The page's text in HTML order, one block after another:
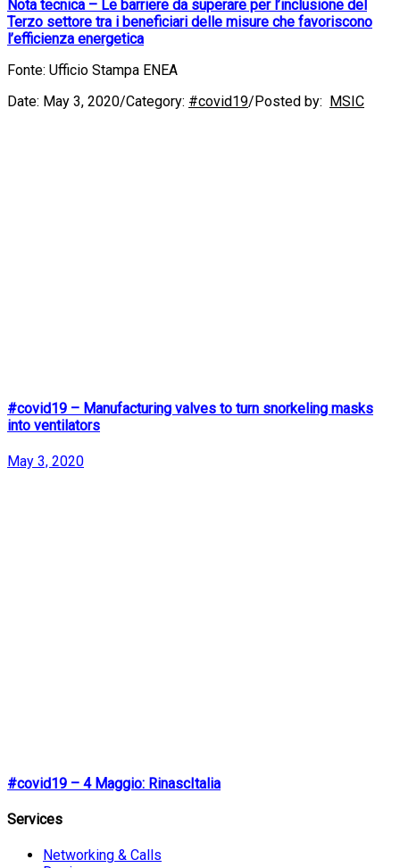
Nota tecnica – Le barriere da superare per l’inclusione del
Terzo settore tra i beneficiari delle misure che favoriscono
l’efficienza energetica
Fonte: Ufficio Stampa ENEA
Date: May 3, 2020/Category: #covid19/Posted by: MSIC
#covid19 – Manufacturing valves to turn snorkeling masks
into ventilators
May 3, 2020
#covid19 – 4 Maggio: RinascItalia
Services
Networking & Calls